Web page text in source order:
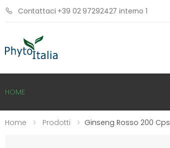
Contattaci +39 02 97292427 interno 1
HOME
Home Prodotti Ginseng Rosso 200 Cps